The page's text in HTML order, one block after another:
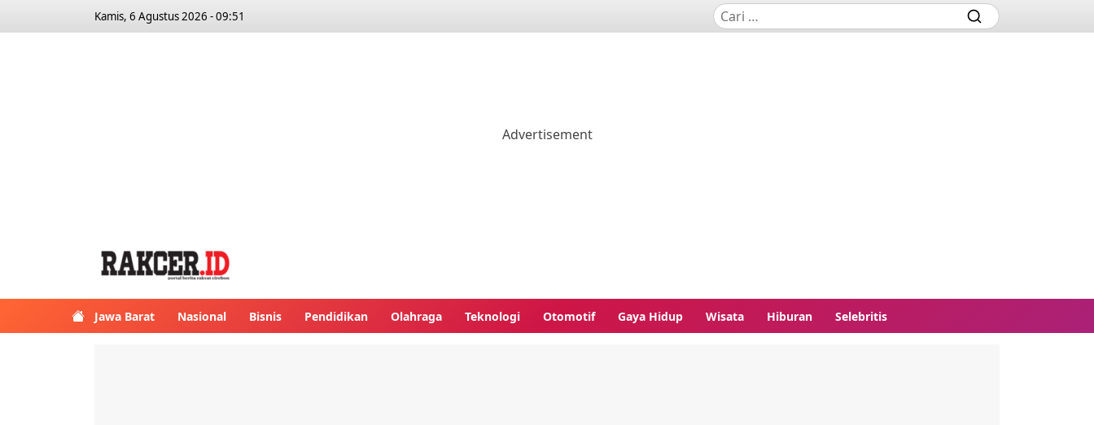
Kamis, 6 Agustus 2026 - 09:51
Jawa Barat Nasional Bisnis Pendidikan Olahraga Teknologi Otomotif Gaya Hidup Wisata Hiburan Selebritis